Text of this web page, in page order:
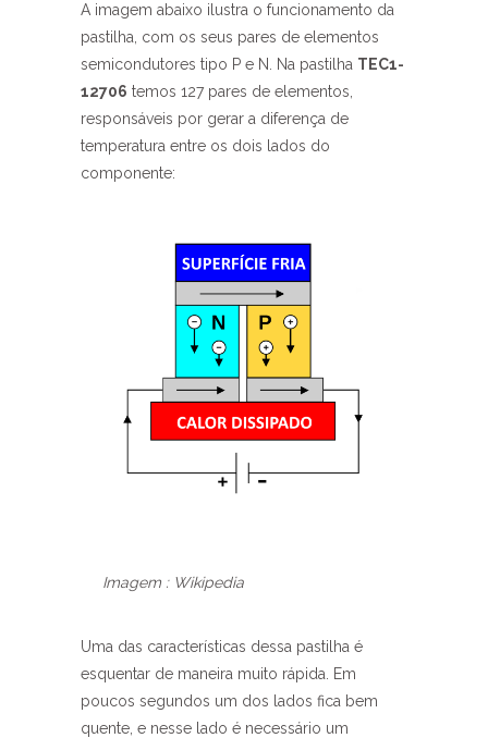
A imagem abaixo ilustra o funcionamento da
pastilha, com os seus pares de elementos
semicondutores tipo P e N. Na pastilha TEC1-
12706 temos 127 pares de elementos,
responsáveis por gerar a diferença de
temperatura entre os dois lados do
componente:
Imagem : Wikipedia
Uma das características dessa pastilha é
esquentar de maneira muito rápida. Em
poucos segundos um dos lados fica bem
quente, e nesse lado é necessário um